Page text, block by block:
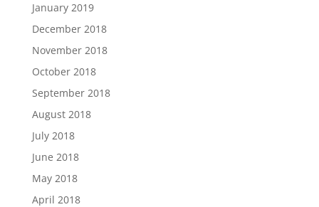
January 2019
December 2018
November 2018
October 2018
September 2018
August 2018
July 2018
June 2018
May 2018
April 2018